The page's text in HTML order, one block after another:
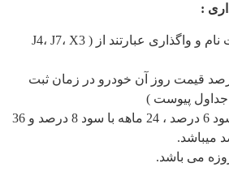
:
خودرو های قابل ثبت نام و واگذاری عبارتند از ( J4، J7، X3
پرداخت : 45 درصد قیمت روز آن خودرو در زمان ثبت
پیوست )
اقساط 12 ماهه با سود 6 درصد ، 24 ماهه با سود 8 درصد و 36